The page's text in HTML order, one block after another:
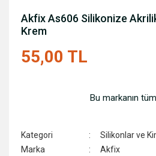
Akfix As606 Silikonize
Krem
55,00 TL
Bu markanın
Kategori
Silikonlar ve
Marka
Akfix